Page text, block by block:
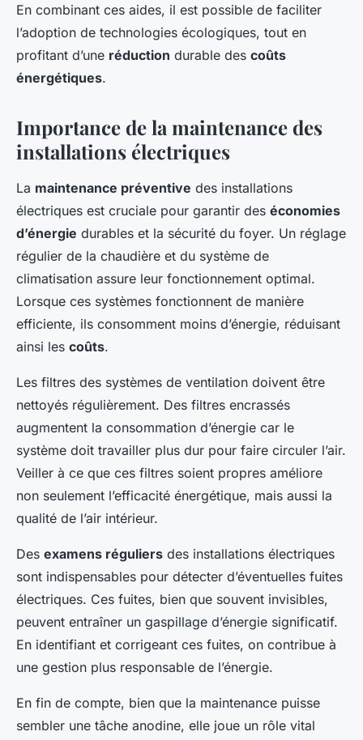
En combinant ces aides, il est possible de faciliter
l’adoption de technologies écologiques, tout en
profitant d’une réduction durable des coûts
énergétiques.
Importance de la maintenance des
installations électriques
La maintenance préventive des installations
électriques est cruciale pour garantir des économies
d’énergie durables et la sécurité du foyer. Un réglage
régulier de la chaudière et du système de
climatisation assure leur fonctionnement optimal.
Lorsque ces systèmes fonctionnent de manière
efficiente, ils consomment moins d’énergie, réduisant
ainsi les coûts.
Les filtres des systèmes de ventilation doivent être
nettoyés régulièrement. Des filtres encrassés
augmentent la consommation d’énergie car le
système doit travailler plus dur pour faire circuler l’air.
Veiller à ce que ces filtres soient propres améliore
non seulement l’efficacité énergétique, mais aussi la
qualité de l’air intérieur.
Des examens réguliers des installations électriques
sont indispensables pour détecter d’éventuelles fuites
électriques. Ces fuites, bien que souvent invisibles,
peuvent entraîner un gaspillage d’énergie significatif.
En identifiant et corrigeant ces fuites, on contribue à
une gestion plus responsable de l’énergie.
En fin de compte, bien que la maintenance puisse
sembler une tâche anodine, elle joue un rôle vital